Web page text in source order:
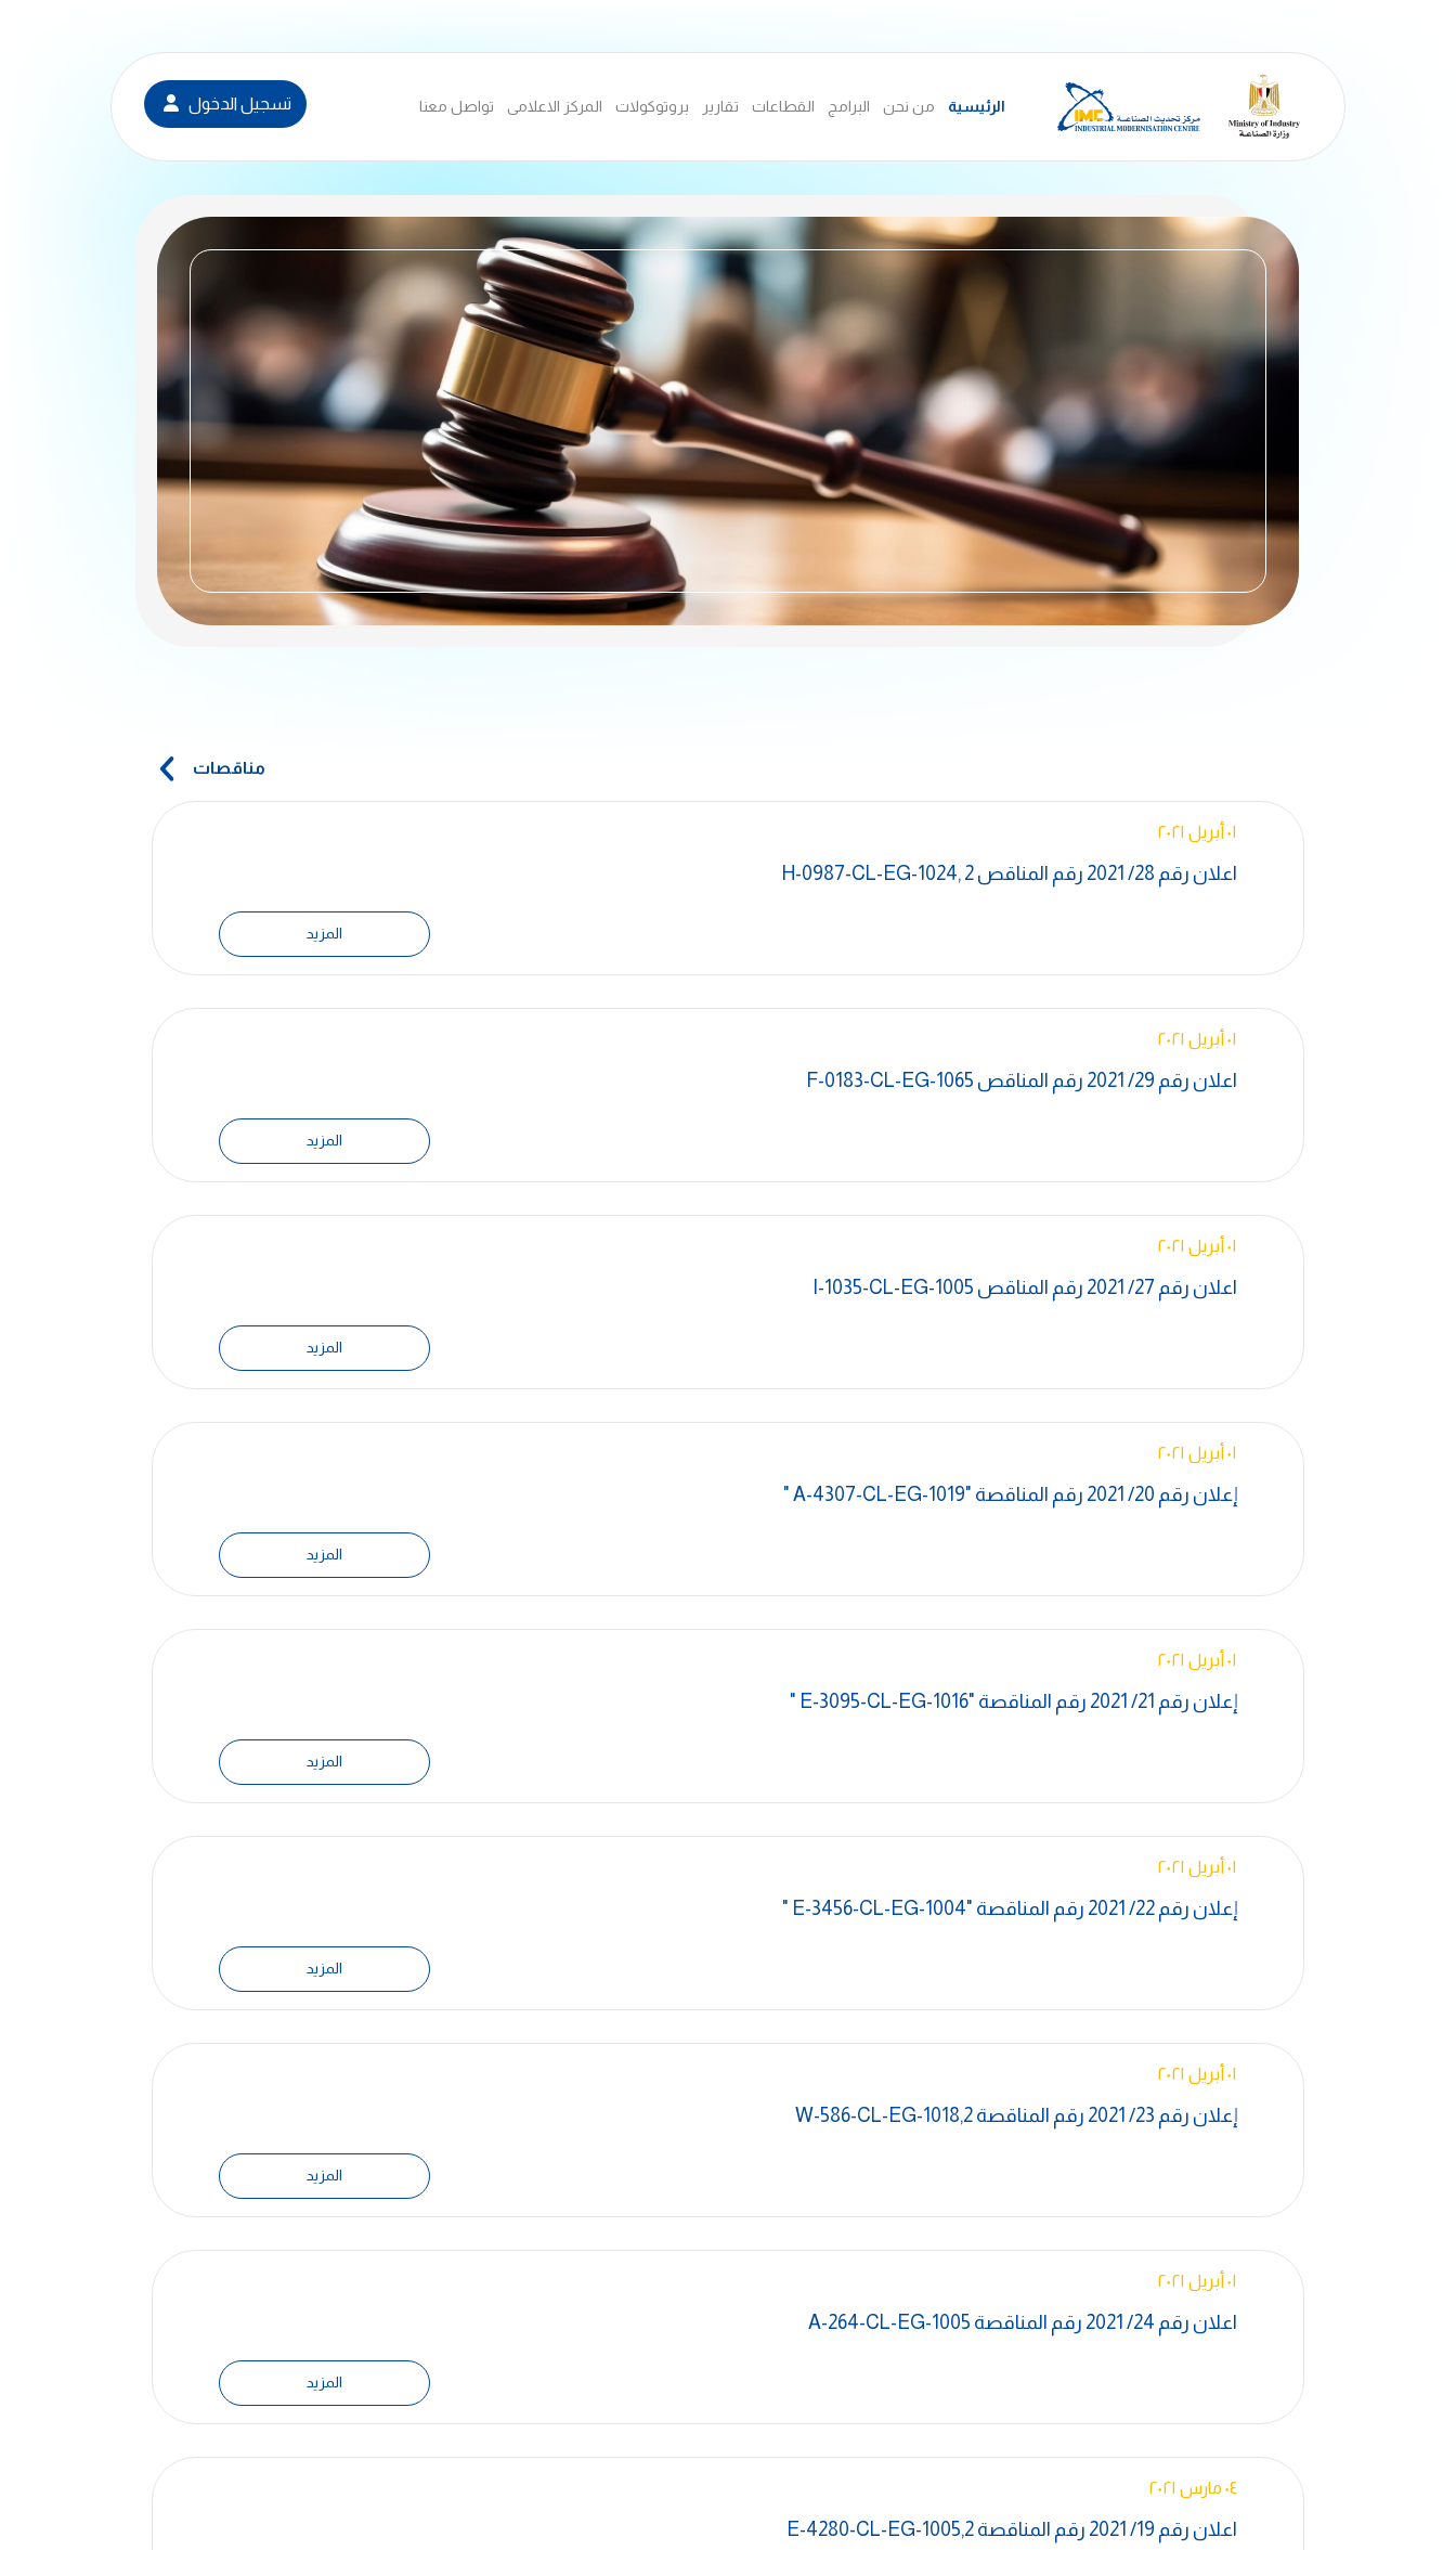
الرئيسية من نحن البرامج القطاعات تقارير بروتوكولات المركز الاعلامى تواصل معنا تسجيل الدخول
مناقصات
٠١ أبريل ٢٠٢١
اعلان رقم 28/ 2021 رقم المناقص H-0987-CL-EG-1024, 2
المزيد
٠١ أبريل ٢٠٢١
اعلان رقم 29/ 2021 رقم المناقص F-0183-CL-EG-1065
المزيد
٠١ أبريل ٢٠٢١
اعلان رقم 27/ 2021 رقم المناقص I-1035-CL-EG-1005
المزيد
٠١ أبريل ٢٠٢١
إعلان رقم 20/ 2021 رقم المناقصة "A-4307-CL-EG-1019 "
المزيد
٠١ أبريل ٢٠٢١
إعلان رقم 21/ 2021 رقم المناقصة "E-3095-CL-EG-1016 "
المزيد
٠١ أبريل ٢٠٢١
إعلان رقم 22/ 2021 رقم المناقصة "E-3456-CL-EG-1004 "
المزيد
٠١ أبريل ٢٠٢١
إعلان رقم 23/ 2021 رقم المناقصة W-586-CL-EG-1018,2
المزيد
٠١ أبريل ٢٠٢١
اعلان رقم 24/ 2021 رقم المناقصة A-264-CL-EG-1005
المزيد
٠٤ مارس ٢٠٢١
اعلان رقم 19/ 2021 رقم المناقصة E-4280-CL-EG-1005,2